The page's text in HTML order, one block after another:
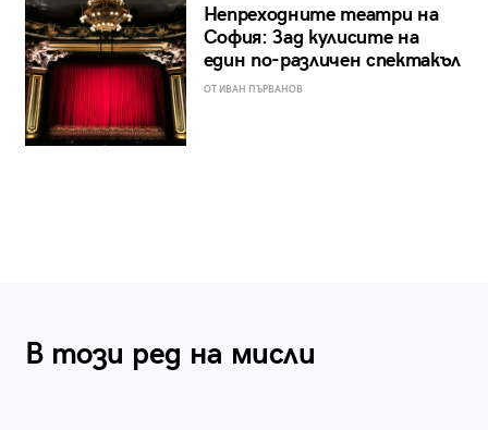
Непреходните театри на
София: Зад кулисите на
един по-различен спектакъл
ОТ ИВАН ПЪРВАНОВ
В този ред на мисли